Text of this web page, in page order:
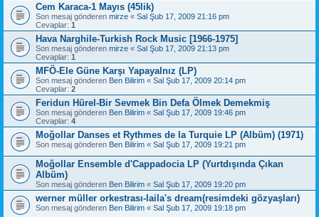
Cem Karaca-1 Mayıs (45lik)
Son mesaj gönderen mirze « Sal Şub 17, 2009 21:16 pm
Cevaplar: 1
Hava Narghile-Turkish Rock Music [1966-1975]
Son mesaj gönderen mirze « Sal Şub 17, 2009 21:13 pm
Cevaplar: 1
MFÖ-Ele Güne Karşı Yapayalnız (LP)
Son mesaj gönderen Ben Bilirim « Sal Şub 17, 2009 20:14 pm
Cevaplar: 2
Feridun Hürel-Bir Sevmek Bin Defa Ölmek Demekmiş
Son mesaj gönderen Ben Bilirim « Sal Şub 17, 2009 19:46 pm
Cevaplar: 4
Moğollar Danses et Rythmes de la Turquie LP (Albüm) (1971)
Son mesaj gönderen Ben Bilirim « Sal Şub 17, 2009 19:21 pm
Moğollar Ensemble d'Cappadocia LP (Yurtdışında Çıkan
Albüm)
Son mesaj gönderen Ben Bilirim « Sal Şub 17, 2009 19:20 pm
werner müller orkestrası-laila's dream(resimdeki gözyaşları)
Son mesaj gönderen Ben Bilirim « Sal Şub 17, 2009 19:18 pm